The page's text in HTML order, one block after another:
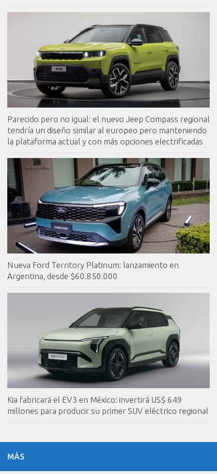
Parecido pero no igual: el nuevo Jeep Compass regional
tendría un diseño similar al europeo pero manteniendo
la plataforma actual y con más opciones electrificadas
Nueva Ford Territory Platinum: lanzamiento en
Argentina, desde $60.850.000
Kia fabricará el EV3 en México: invertirá US$ 649
millones para producir su primer SUV eléctrico regional
MÁS